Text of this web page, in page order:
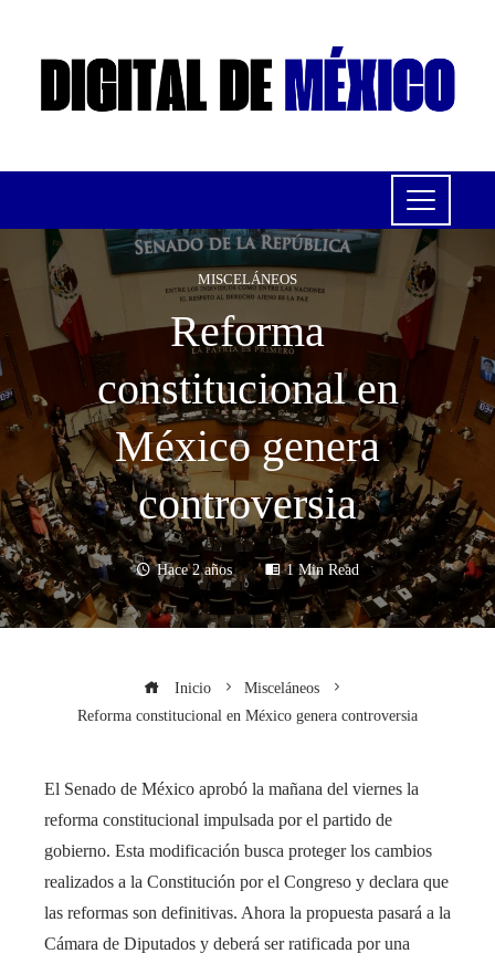
MISCELÁNEOS
Reforma
constitucional en
México genera
controversia
Hace 2 años 1 Min Read
Inicio
Misceláneos
Reforma constitucional en México genera controversia
El Senado de México aprobó la mañana del viernes la
reforma constitucional impulsada por el partido de
gobierno. Esta modificación busca proteger los cambios
realizados a la Constitución por el Congreso y declara que
las reformas son definitivas. Ahora la propuesta pasará a la
Cámara de Diputados y deberá ser ratificada por una